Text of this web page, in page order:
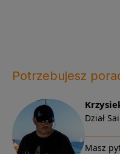
Potrzebujesz
Dział
Masz